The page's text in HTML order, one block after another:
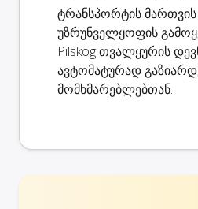
ტრანსპორტის
უზრუნველყოფის
Pilskog თვალყურის
ავტომატურად
მომხმარებლებთან.